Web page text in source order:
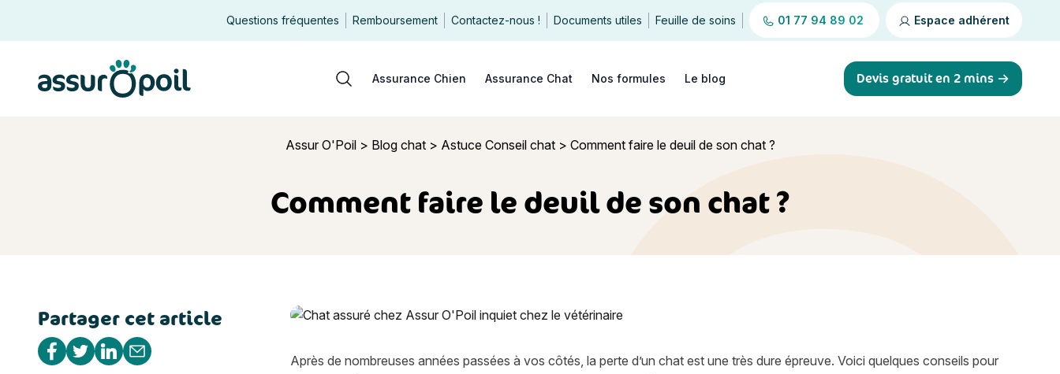
Questions fréquentes Remboursement Contactez-nous ! Documents utiles Feuille de soins 01 77 94 89 02 Espace adhérent
Rechercher
Assurance Chien Assurance Chat Nos formules Le blog Devis gratuit en 2 mins
Assur O'Poil> Blog chat> Astuce Conseil chat> Comment faire le deuil de son chat ?
Comment faire le deuil de son chat ?
Comment faire le deuil de son chat ?
Après de nombreuses années passées à vos côtés, la perte d’un chat est une très dure épreuve. Voici quelques conseils pour
Partager cet article
Partager sur Facebook
Partager sur Twitter
Partager sur Linkedin
Partager par e-mail